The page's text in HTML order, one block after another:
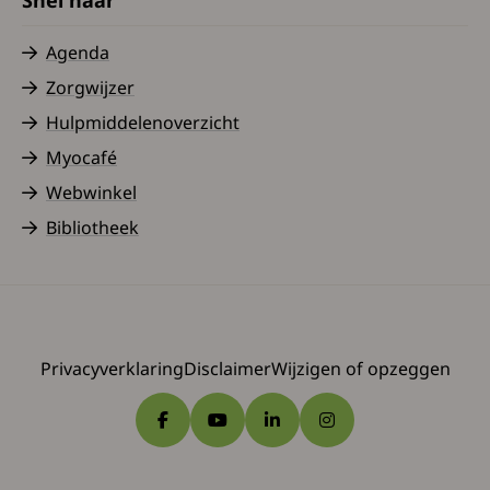
Agenda
Zorgwijzer
Hulpmiddelenoverzicht
Myocafé
Webwinkel
Bibliotheek
PrivacyverklaringDisclaimerWijzigen of opzeggen
Ga naar Facebook
Ga naar YouTube
Ga naar LinkedIn
Ga naar Instagram